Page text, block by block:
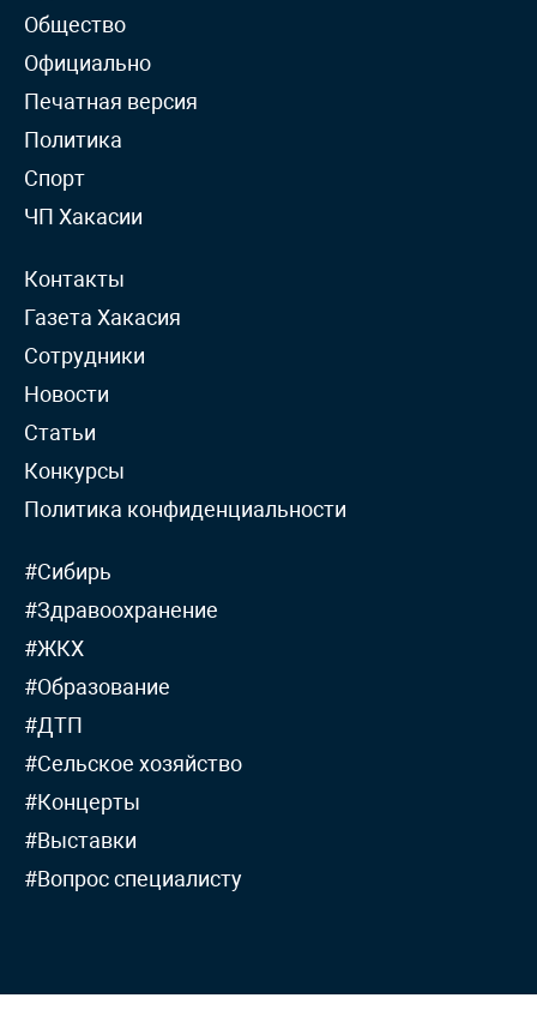
Общество
Официально
Печатная версия
Политика
Спорт
ЧП Хакасии
Контакты
Газета Хакасия
Сотрудники
Новости
Статьи
Конкурсы
Политика конфиденциальности
#Сибирь
#Здравоохранение
#ЖКХ
#Образование
#ДТП
#Сельское хозяйство
#Концерты
#Выставки
#Вопрос специалисту